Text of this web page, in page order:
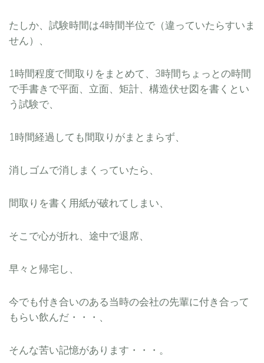
たしか、試験時間は4時間半位で（違っていたらすいま
せん）、
1時間程度で間取りをまとめて、3時間ちょっとの時間
で手書きで平面、立面、矩計、構造伏せ図を書くとい
う試験で、
1時間経過しても間取りがまとまらず、
消しゴムで消しまくっていたら、
間取りを書く用紙が破れてしまい、
そこで心が折れ、途中で退席、
早々と帰宅し、
今でも付き合いのある当時の会社の先輩に付き合って
もらい飲んだ・・・、
そんな苦い記憶があります・・・。